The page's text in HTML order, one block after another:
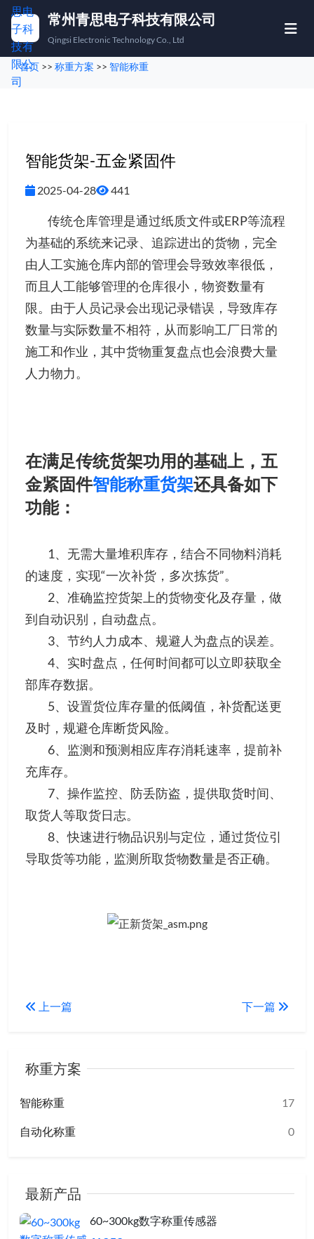
常州青思电子科技有限公司
Qingsi Electronic Technology Co., Ltd
首页
称重方案
下载中心
关于我们
联系我们
🇨🇳 中文 🇬🇧EN
首页 >> 称重方案 >> 智能称重
智能货架-五金紧固件
2025-04-28 441
传统仓库管理是通过纸质文件或ERP等流程
为基础的系统来记录、追踪进出的货物，完全
由人工实施仓库内部的管理会导致效率很低，
而且人工能够管理的仓库很小，物资数量有
限。由于人员记录会出现记录错误，导致库存
数量与实际数量不相符，从而影响工厂日常的
施工和作业，其中货物重复盘点也会浪费大量
人力物力。
在满足传统货架功用的基础上，五
金紧固件智能称重货架还具备如下
功能：
1、无需大量堆积库存，结合不同物料消耗
的速度，实现“一次补货，多次拣货”。
2、准确监控货架上的货物变化及存量，做
到自动识别，自动盘点。
3、节约人力成本、规避人为盘点的误差。
4、实时盘点，任何时间都可以立即获取全
部库存数据。
5、设置货位库存量的低阈值，补货配送更
及时，规避仓库断货风险。
6、监测和预测相应库存消耗速率，提前补
充库存。
7、操作监控、防丢防盗，提供取货时间、
取货人等取货日志。
8、快速进行物品识别与定位，通过货位引
导取货等功能，监测所取货物数量是否正确。
上一篇 下一篇
称重方案
智能称重 17
自动化称重 0
最新产品
60~300kg数字称重传感器